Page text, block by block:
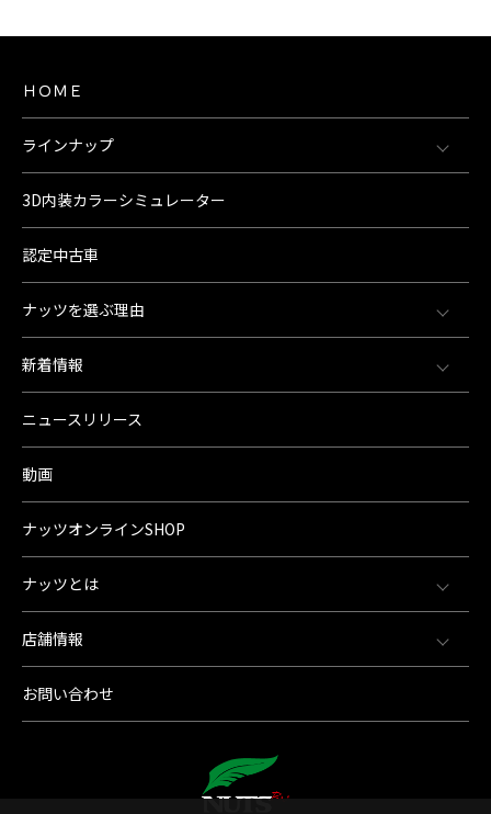
ＨＯＭＥ
ラインナップ
3D内装カラーシミュレーター
認定中古車
ナッツを選ぶ理由
新着情報
ニュースリリース
動画
ナッツオンラインSHOP
ナッツとは
店舗情報
お問い合わせ